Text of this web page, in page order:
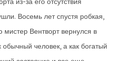
Восемь лет спустя робкая,
мистер Вентворт вернулся в
обычный человек, а как богатый